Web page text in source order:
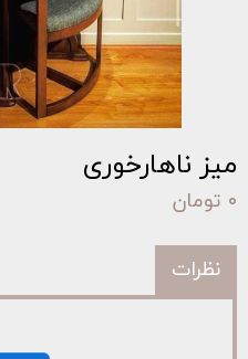
میز ناهارخوری
۰ تومان
نظرات